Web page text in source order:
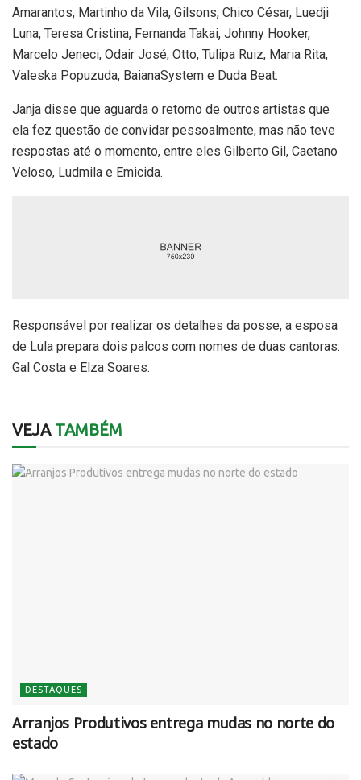
Amarantos, Martinho da Vila, Gilsons, Chico César, Luedji
Luna, Teresa Cristina, Fernanda Takai, Johnny Hooker,
Marcelo Jeneci, Odair José, Otto, Tulipa Ruiz, Maria Rita,
Valeska Popuzuda, BaianaSystem e Duda Beat.
Janja disse que aguarda o retorno de outros artistas que
ela fez questão de convidar pessoalmente, mas não teve
respostas até o momento, entre eles Gilberto Gil, Caetano
Veloso, Ludmila e Emicida.
Responsável por realizar os detalhes da posse, a esposa
de Lula prepara dois palcos com nomes de duas cantoras:
Gal Costa e Elza Soares.
VEJATAMBÉM
DESTAQUES
Arranjos Produtivos entrega mudas no norte do
estado